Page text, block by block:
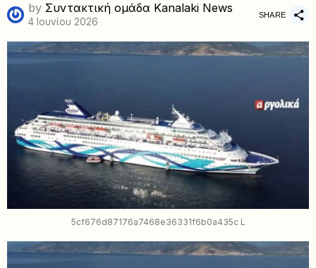
by Συντακτική ομάδα Kanalaki News
4 Ιουνίου 2026
SHARE
5cf676d87176a7468e36331f6b0a435c L